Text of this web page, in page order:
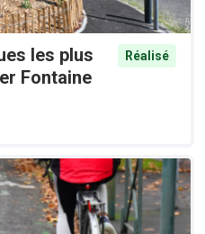
les plus
Fontaine
Réalisé